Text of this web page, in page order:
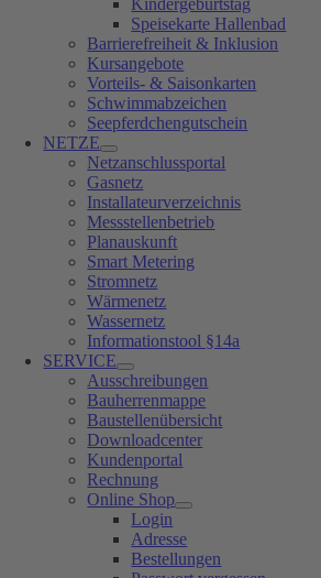
Kindergeburtstag
Speisekarte Hallenbad
Barrierefreiheit & Inklusion
Kursangebote
Vorteils- & Saisonkarten
Schwimmabzeichen
Seepferdchengutschein
NETZE
Netzanschlussportal
Gasnetz
Installateurverzeichnis
Messstellenbetrieb
Planauskunft
Smart Metering
Stromnetz
Wärmenetz
Wassernetz
Informationstool §14a
SERVICE
Ausschreibungen
Bauherrenmappe
Baustellenübersicht
Downloadcenter
Kundenportal
Rechnung
Online Shop
Login
Adresse
Bestellungen